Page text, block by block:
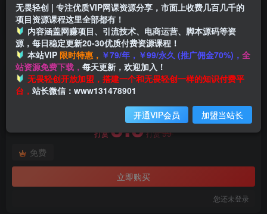
首页 创业课程 会员免费 正文
颠覆式长期可无限放大卖职场智慧课程，月入3万+【揭秘】
此内容为付费阅读，请付费后查看
打赏9.9打赏99
免费
立即购买
您还未登录
付费阅读
无畏轻创 | 专注优质VIP网课资源分享，市面上收费几百几千的
项目资源课程这里全部都有！
内容涵盖网赚项目、引流技术、电商运营、脚本源码等资
源，每日稳定更新20-30优质付费资源课程！
本站VIP 限时特惠， ￥79/年，￥99/永久 (推广佣金70%)， 全
站资源免费下载， 每天更新，欢迎加入！
无畏轻创开放加盟，搭建一个和无畏轻创一样的知识付费平
台， 站长微信：www131478901
开通VIP会员 加盟当站长